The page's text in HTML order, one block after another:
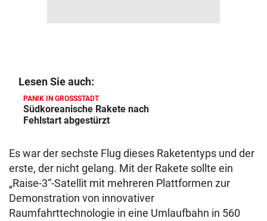
Lesen Sie auch:
PANIK IN GROSSSTADT
Südkoreanische Rakete nach
Fehlstart abgestürzt
Es war der sechste Flug dieses Raketentyps und der
erste, der nicht gelang. Mit der Rakete sollte ein
„Raise-3“-Satellit mit mehreren Plattformen zur
Demonstration von innovativer
Raumfahrttechnologie in eine Umlaufbahn in 560